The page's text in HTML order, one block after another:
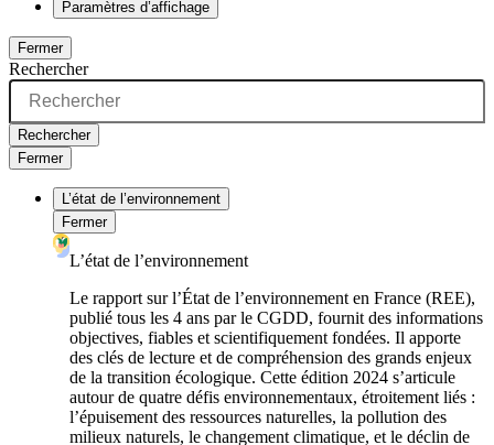
Paramètres d’affichage
Fermer
Rechercher
Rechercher
Fermer
L’état de l’environnement
Fermer
L’état de l’environnement
Le rapport sur l’État de l’environnement en France (REE),
publié tous les 4 ans par le CGDD, fournit des informations
objectives, fiables et scientifiquement fondées. Il apporte
des clés de lecture et de compréhension des grands enjeux
de la transition écologique. Cette édition 2024 s’articule
autour de quatre défis environnementaux, étroitement liés :
l’épuisement des ressources naturelles, la pollution des
milieux naturels, le changement climatique, et le déclin de